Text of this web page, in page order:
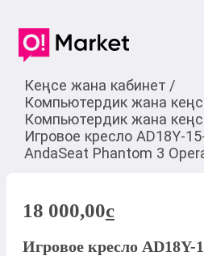
Кеңсе жана кабинет /
Компьютердик жана
Компьютердик жана
Игровое кресло AD18Y-
AndaSeat Phantom 3
18 000,00c
Игровое кресло AD18Y-